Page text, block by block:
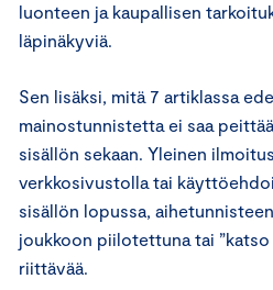
luonteen ja kaupallisen
läpinäkyviä.
Sen lisäksi, mitä 7 artiklassa
mainostunnistetta ei saa
sisällön sekaan. Yleinen
verkkosivustolla tai
sisällön lopussa,
joukkoon piilotettuna tai
riittävää.